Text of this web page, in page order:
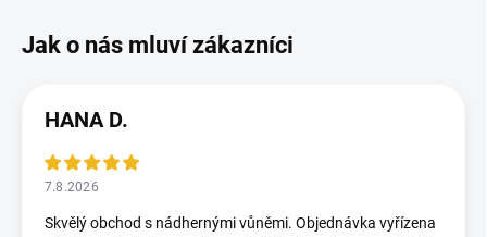
HANA D.
7.8.2026
Skvělý obchod s nádhernými vůněmi. Objednávka vyřízena